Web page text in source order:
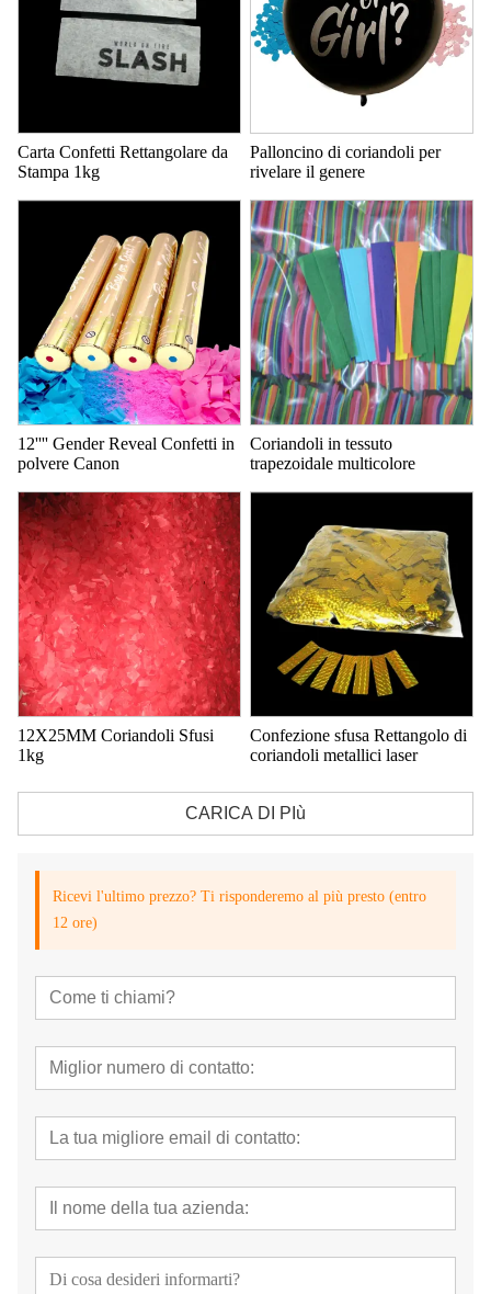
Carta Confetti Rettangolare da
Stampa 1kg
Palloncino di coriandoli per
rivelare il genere
12'''' Gender Reveal Confetti in
polvere Canon
Coriandoli in tessuto
trapezoidale multicolore
12X25MM Coriandoli Sfusi
1kg
Confezione sfusa Rettangolo di
coriandoli metallici laser
CARICA DI PIù
Ricevi l'ultimo prezzo? Ti risponderemo al più presto (entro
12 ore)